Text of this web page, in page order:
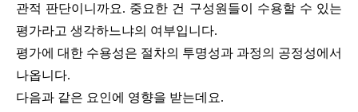
관적 판단이니까요. 중요한 건 구성원들이 수용할 수 있는
평가라고 생각하느냐의 여부입니다.
평가에 대한 수용성은 절차의 투명성과 과정의 공정성에서
나옵니다.
다음과 같은 요인에 영향을 받는데요.